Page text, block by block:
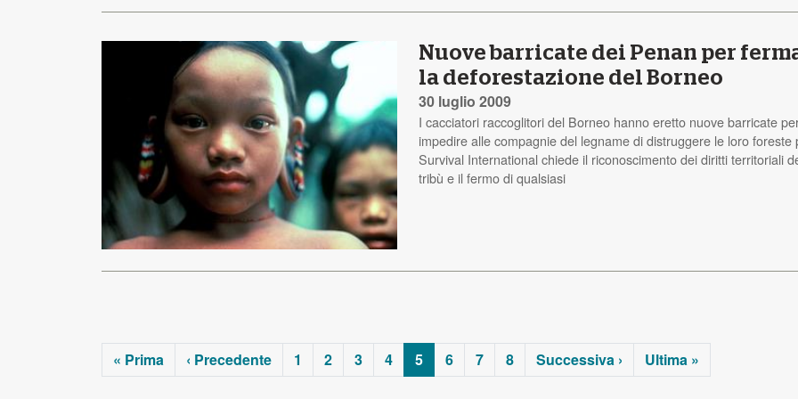
Nuove barricate dei Penan per
la deforestazione del Borneo
30 luglio 2009
I cacciatori raccoglitori del Borneo hanno eretto nuove barricate
impedire alle compagnie del legname di distruggere le loro foreste
Survival International chiede il riconoscimento dei diritti territoriali
tribù e il fermo di qualsiasi
« Prima ‹ Precedente 1 2 3 4 5 6 7 8 Successiva › Ultima »